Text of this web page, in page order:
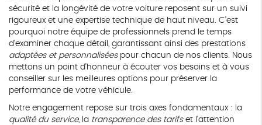
sécurité et la longévité de votre voiture reposent sur un suivi
rigoureux et une expertise technique de haut niveau. C'est
pourquoi notre équipe de professionnels prend le temps
d'examiner chaque détail, garantissant ainsi des prestations
adaptées et personnaliséespour chacun de nos clients. Nous
mettons un point d'honneur à écouter vos besoins et à vous
conseiller sur les meilleures options pour préserver la
performance de votre véhicule.
Notre engagement repose sur trois axes fondamentaux : la
qualité du service, la transparence des tarifset l'attention